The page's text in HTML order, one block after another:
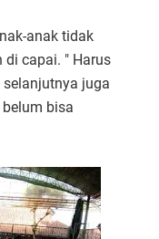
anak tidak
di capai. " Harus
juga
bisa